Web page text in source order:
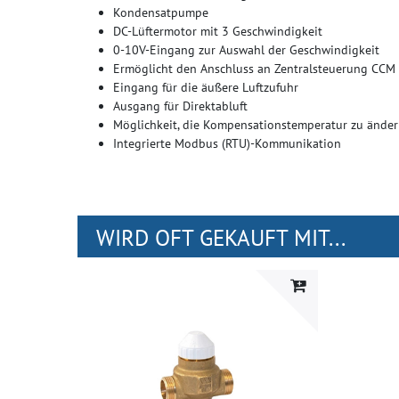
Kondensatpumpe
DC-Lüftermotor mit 3 Geschwindigkeit
0-10V-Eingang zur Auswahl der Geschwindigkeit
Ermöglicht den Anschluss an Zentralsteuerung CCM
Eingang für die äußere Luftzufuhr
Ausgang für Direktabluft
Möglichkeit, die Kompensationstemperatur zu
Integrierte Modbus (RTU)-Kommunikation
WIRD OFT GEKAUFT MIT...